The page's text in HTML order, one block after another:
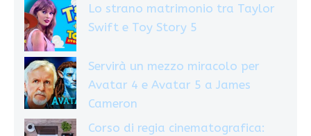
Lo strano matrimonio tra Taylor
Swift e Toy Story 5
Servirà un mezzo miracolo per
Avatar 4 e Avatar 5 a James
Cameron
Corso di regia cinematografica: